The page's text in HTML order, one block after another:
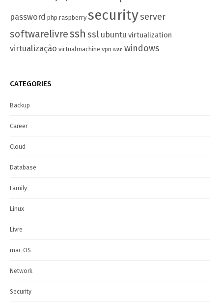
password php raspberry securityserver
softwarelivressh ssl ubuntu virtualization
virtualização virtualmachine vpn wan windows
CATEGORIES
Backup
Career
Cloud
Database
Family
Linux
Livre
mac OS
Network
Security